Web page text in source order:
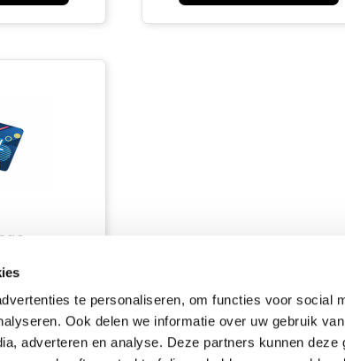
te personaliseren, om functies voor social
Ook delen we informatie over uw gebruik
adverteren en analyse. Deze partners kunnen deze